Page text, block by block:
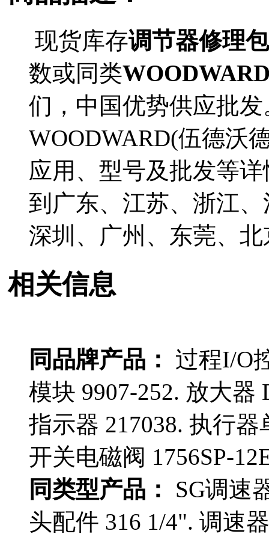
现货库存调节器修理
数或同类
们，中国优势供应批
WOODWARD(伍德沃
应用、型号及批发等
到广东、江苏、浙江
深圳、广州、东莞、
相关信息
同品牌产品：
过程I/O
模块 9907-252. 放大器
指示器 217038. 执行器
开关电磁阀 1756SP-
同类型产品：
SG调速
头配件 316 1/4". 调速